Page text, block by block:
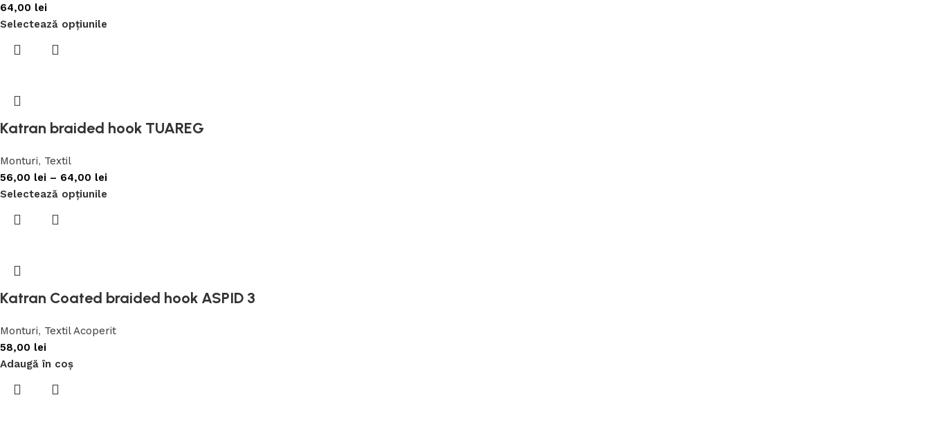
64,00 lei
Selectează opțiunile
Katran braided hook TUAREG
Monturi, Textil
56,00 lei – 64,00 lei
Selectează opțiunile
Katran Coated braided hook ASPID 3
Monturi, Textil Acoperit
58,00 lei
Adaugă în coș